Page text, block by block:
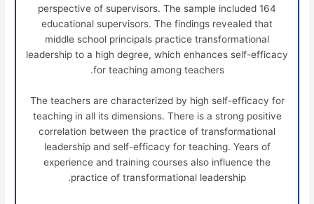
perspective of supervisors. The sample included 164
educational supervisors. The findings revealed that
middle school principals practice transformational
leadership to a high degree, which enhances self-efficacy
for teaching among teachers.
The teachers are characterized by high self-efficacy for
teaching in all its dimensions. There is a strong positive
correlation between the practice of transformational
leadership and self-efficacy for teaching. Years of
experience and training courses also influence the
practice of transformational leadership.